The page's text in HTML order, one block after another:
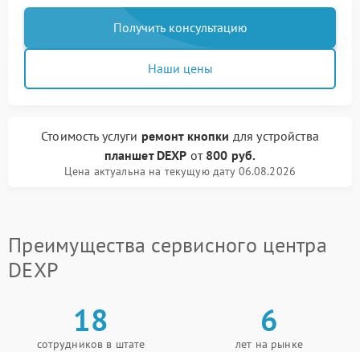
Получить консультацию
Наши цены
Стоимость услуги ремонт кнопки для устройства
планшет DEXP от 800 руб.
Цена актуальна на текущую дату 06.08.2026
Преимущества сервисного центра
DEXP
18
сотрудников в штате
6
лет на рынке